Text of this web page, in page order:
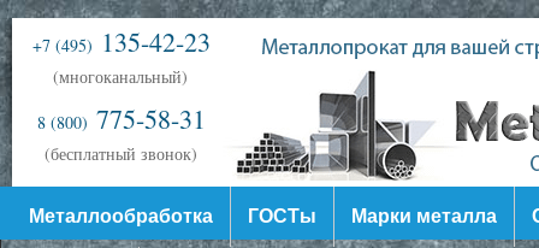
+7 (495) 135-42-23
(многоканальный)
8 (800) 775-58-31
(бесплатный звонок)
Металлообработка ГОСТы Марки металла